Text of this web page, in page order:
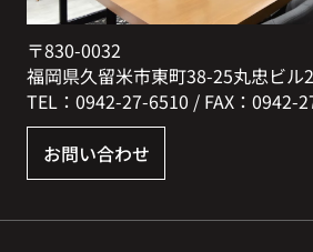
〒830-0032
福岡県久留米市東町38-25丸忠ビル
TEL：0942-27-6510 / FAX：0942-
お問い合わせ